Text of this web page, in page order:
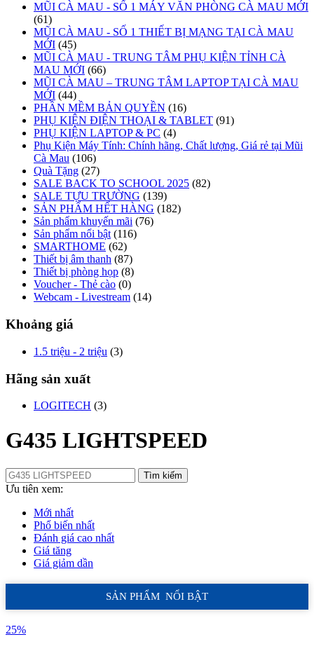
MŨI CÀ MAU - SỐ 1 MÁY VĂN PHÒNG CÀ MAU MỚI
(61)
MŨI CÀ MAU - SỐ 1 THIẾT BỊ MẠNG TẠI CÀ MAU
MỚI (45)
MŨI CÀ MAU - TRUNG TÂM PHỤ KIỆN TỈNH CÀ
MAU MỚI (66)
MŨI CÀ MAU – TRUNG TÂM LAPTOP TẠI CÀ MAU
MỚI (44)
PHẦN MỀM BẢN QUYỀN (16)
PHỤ KIỆN ĐIỆN THOẠI & TABLET (91)
PHỤ KIỆN LAPTOP & PC (4)
Phụ Kiện Máy Tính: Chính hãng, Chất lượng, Giá rẻ tại Mũi
Cà Mau (106)
Quà Tặng (27)
SALE BACK TO SCHOOL 2025 (82)
SALE TỰU TRƯỜNG (139)
SẢN PHẨM HẾT HÀNG (182)
Sản phẩm khuyến mãi (76)
Sản phẩm nổi bật (116)
SMARTHOME (62)
Thiết bị âm thanh (87)
Thiết bị phòng họp (8)
Voucher - Thẻ cào (0)
Webcam - Livestream (14)
Khoảng giá
1.5 triệu - 2 triệu (3)
Hãng sản xuất
LOGITECH (3)
G435 LIGHTSPEED
Tìm kiếm
Ưu tiên xem:
Mới nhất
Phổ biến nhất
Đánh giá cao nhất
Giá tăng
Giá giảm dần
SẢN PHẨM NỔI BẬT
25%